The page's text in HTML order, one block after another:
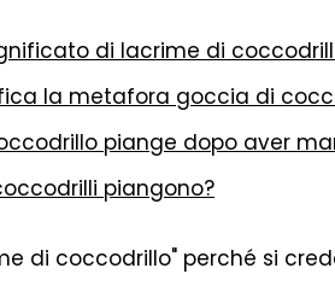
di lacrime di
la metafora goccia di
piange dopo aver
piangono?
di coccodrillo" perché si